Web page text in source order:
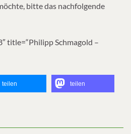
bitte das nachfolgende
title=“Philipp Schmagold –
teilen teilen